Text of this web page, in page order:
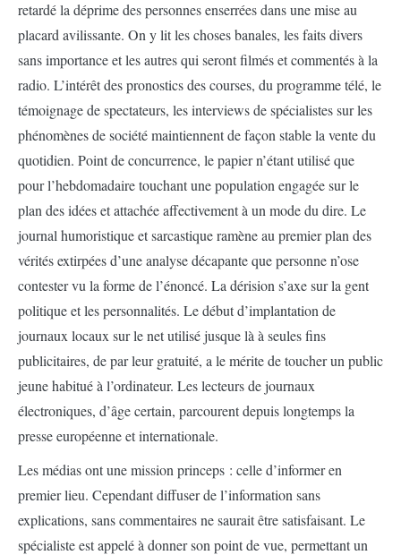
retardé la déprime des personnes enserrées dans une mise au
placard avilissante. On y lit les choses banales, les faits divers
sans importance et les autres qui seront filmés et commentés à la
radio. L’intérêt des pronostics des courses, du programme télé, le
témoignage de spectateurs, les interviews de spécialistes sur les
phénomènes de société maintiennent de façon stable la vente du
quotidien. Point de concurrence, le papier n’étant utilisé que
pour l’hebdomadaire touchant une population engagée sur le
plan des idées et attachée affectivement à un mode du dire. Le
journal humoristique et sarcastique ramène au premier plan des
vérités extirpées d’une analyse décapante que personne n’ose
contester vu la forme de l’énoncé. La dérision s’axe sur la gent
politique et les personnalités. Le début d’implantation de
journaux locaux sur le net utilisé jusque là à seules fins
publicitaires, de par leur gratuité, a le mérite de toucher un public
jeune habitué à l’ordinateur. Les lecteurs de journaux
électroniques, d’âge certain, parcourent depuis longtemps la
presse européenne et internationale.
Les médias ont une mission princeps : celle d’informer en
premier lieu. Cependant diffuser de l’information sans
explications, sans commentaires ne saurait être satisfaisant. Le
spécialiste est appelé à donner son point de vue, permettant un